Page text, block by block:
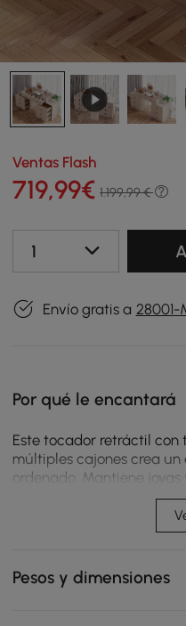
Ventas Flash
719,99€ 1.199,99 €
1
Envío gratis a 28001-
Por qué le encantará
Este tocador retráctil
múltiples cajones crea un
ordenado. Mantiene
organizados y a la vista,
cuero y el acabado
La superficie retráctil
y permite ajustar el
Pesos y dimensiones